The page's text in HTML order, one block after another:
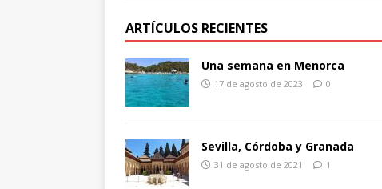
ARTÍCULOS RECIENTES
Una semana en Menorca
17 de agosto de 2023 0
Sevilla, Córdoba y Granada
31 de agosto de 2021 1